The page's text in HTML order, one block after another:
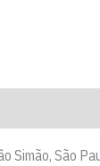
Simão, São